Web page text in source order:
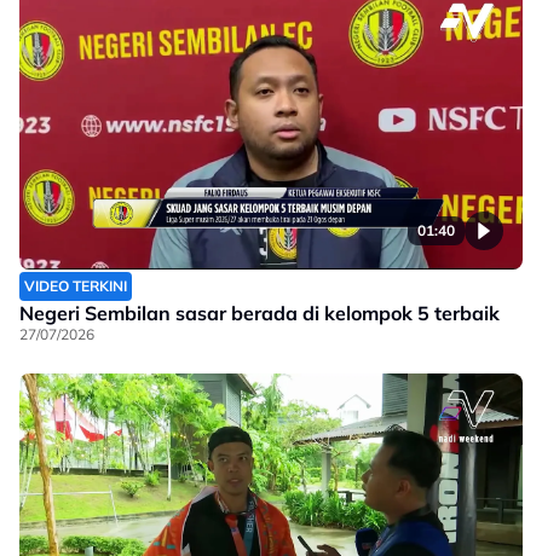
01:40
VIDEO TERKINI
Negeri Sembilan sasar berada di kelompok 5 terbaik
27/07/2026